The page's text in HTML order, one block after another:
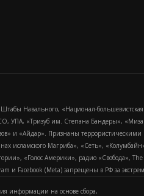
Навального, «Национал-
УПА, «Тризуб им. Степана Бандеры»,
и «Айдар». Признаны
исламского Магриба», «Сеть»,
«Голос Америки», радио «Свобода»,
и Facebook (Metа) запрещены в РФ за
информации на основе сбора,